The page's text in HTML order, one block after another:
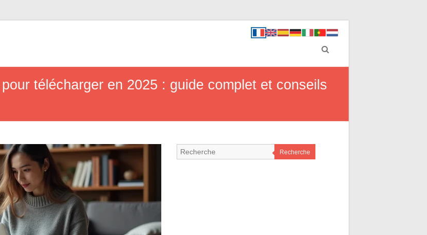
télécharger en 2025 : guide complet et conseils
Recherche